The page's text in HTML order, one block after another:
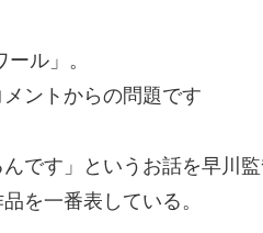
ル」。
ントからの問題です
です」というお話を早川
を一番表している。